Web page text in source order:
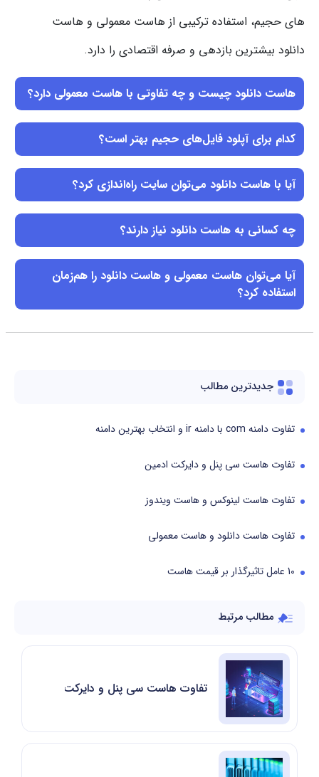
های حجیم، استفاده ترکیبی از هاست معمولی و هاست
دانلود بیشترین بازدهی و صرفه اقتصادی را دارد.
هاست دانلود چیست و چه تفاوتی با هاست معمولی دارد؟
کدام برای آپلود فایل‌های حجیم بهتر است؟
آیا با هاست دانلود می‌توان سایت راه‌اندازی کرد؟
چه کسانی به هاست دانلود نیاز دارند؟
آیا می‌توان هاست معمولی و هاست دانلود را هم‌زمان
استفاده کرد؟
جدیدترین مطالب
تفاوت دامنه com با دامنه ir و انتخاب بهترین دامنه
تفاوت هاست سی پنل و دایرکت ادمین
تفاوت هاست لینوکس و هاست ویندوز
تفاوت هاست دانلود و هاست معمولی
10 عامل تاثیرگذار بر قیمت هاست
مطالب مرتبط
تفاوت هاست سی پنل و دایرکت ادمین